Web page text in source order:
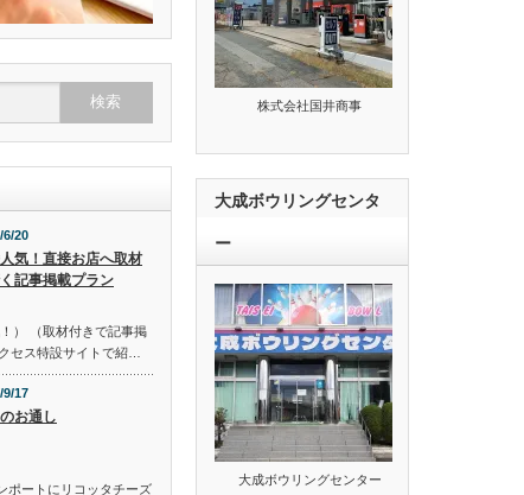
6/20
人気！直接お店へ取材
記事掲載プラン
） （取材付きで記事掲
セス特設サイトで紹…
9/17
お通し
ポートにリコッタチーズ
株式会社国井商事
大成ボウリングセンタ
ー
大成ボウリングセンター